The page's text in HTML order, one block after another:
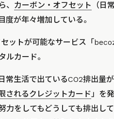
、 カーボン・オフセット
（日
度が年々増加している。
ットが可能なサービス「
ルカード。
常生活で出ているCO2排出量
されるクレジットカード」を
力をしてもどうしても排出し